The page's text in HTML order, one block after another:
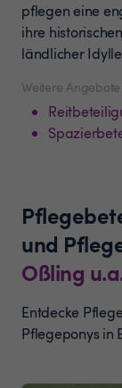
Weitere
pflegen eine
ihre
ländlicher
und
Oßling
Entdecke
Pflegeponys in